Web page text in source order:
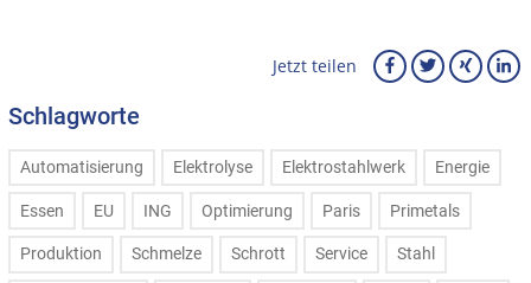
Jetzt teilen
Schlagworte
Automatisierung Elektrolyse Elektrostahlwerk Energie
Essen EU ING Optimierung Paris Primetals
Produktion Schmelze Schrott Service Stahl